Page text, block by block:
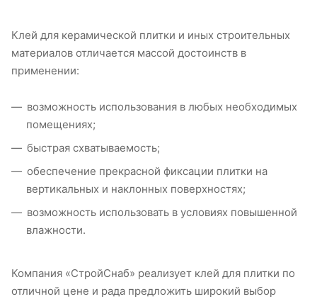
Клей для керамической плитки и иных строительных
материалов отличается массой достоинств в
применении:
возможность использования в любых необходимых
помещениях;
быстрая схватываемость;
обеспечение прекрасной фиксации плитки на
вертикальных и наклонных поверхностях;
возможность использовать в условиях повышенной
влажности.
Компания «СтройСнаб» реализует клей для плитки по
отличной цене и рада предложить широкий выбор